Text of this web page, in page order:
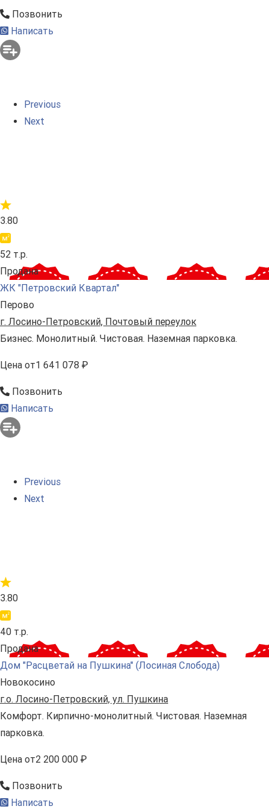
Позвонить
Написать
Previous
Next
3.80
52 т.р.
Продана
ЖК "Петровский Квартал"
Перово
г. Лосино-Петровский, Почтовый переулок
Бизнес. Монолитный. Чистовая. Наземная парковка.
Цена от1 641 078 ₽
Позвонить
Написать
Previous
Next
3.80
40 т.р.
Продана
Дом "Расцветай на Пушкина" (Лосиная Слобода)
Новокосино
г.о. Лосино-Петровский, ул. Пушкина
Комфорт. Кирпично-монолитный. Чистовая. Наземная
парковка.
Цена от2 200 000 ₽
Позвонить
Написать